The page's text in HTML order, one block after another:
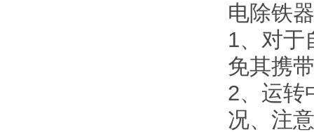
电除铁
1、对于
免其携
2、运转
况、注